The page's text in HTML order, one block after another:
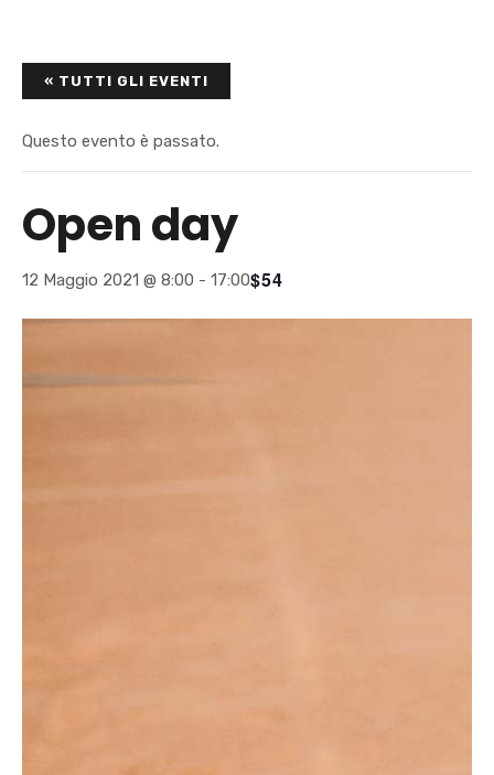
« TUTTI GLI EVENTI
Questo evento è passato.
Open day
12 Maggio 2021 @ 8:00 - 17:00$54